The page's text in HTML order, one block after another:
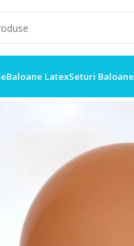
Baloane LatexSeturi Baloane